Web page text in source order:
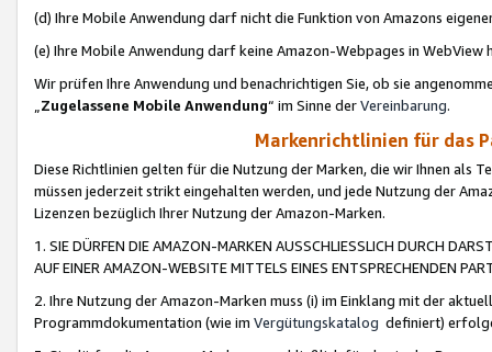
(d) Ihre Mobile Anwendung darf nicht die Funktion von Amazons
(e) Ihre Mobile Anwendung darf keine Amazon-Webpages in WebView
Wir prüfen Ihre Anwendung und benachrichtigen Sie, ob sie
„Zugelassene Mobile Anwendung“ im Sinne derVereinbarung.
Markenrichtlinien für das
Diese Richtlinien gelten für die Nutzung der Marken, die wir Ihnen als
müssen jederzeit strikt eingehalten werden, und jede Nutzung der
Lizenzen bezüglich Ihrer Nutzung der Amazon-Marken.
1. SIE DÜRFEN DIE AMAZON-MARKEN AUSSCHLIESSLICH DURCH
AUF EINER AMAZON-WEBSITE MITTELS EINES ENTSPRECHENDEN
2. Ihre Nutzung der Amazon-Marken muss (i) im Einklang mit der
Programmdokumentation (wie im Vergütungskatalog definiert)